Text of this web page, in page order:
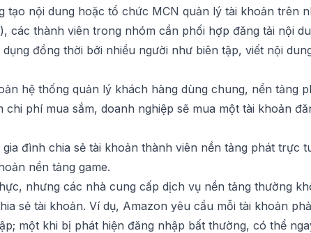
tạo nội dung hoặc tổ chức MCN quản lý tài khoản trên
các thành viên trong nhóm cần phối hợp đăng tải nội
đồng thời bởi nhiều người như biên tập, viết nội
hệ thống quản lý khách hàng dùng chung, nền tảng
phí mua sắm, doanh nghiệp sẽ mua một tài khoản
đình chia sẻ tài khoản thành viên nền tảng phát trực
nền tảng game.
nhưng các nhà cung cấp dịch vụ nền tảng thường
sẻ tài khoản. Ví dụ, Amazon yêu cầu mỗi tài khoản
một khi bị phát hiện đăng nhập bất thường, có thể